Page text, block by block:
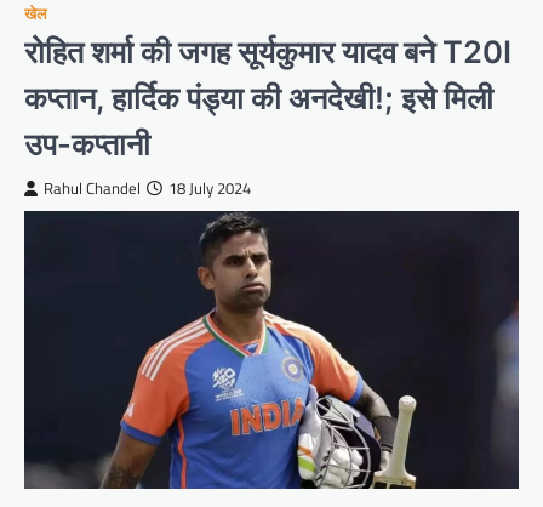
खेल
रोहित शर्मा की जगह सूर्यकुमार यादव बने T20I
कप्तान, हार्दिक पंड्या की अनदेखी!; इसे मिली
उप-कप्तानी
Rahul Chandel 18 July 2024